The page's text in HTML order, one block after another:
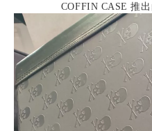
COFFIN CASE 推